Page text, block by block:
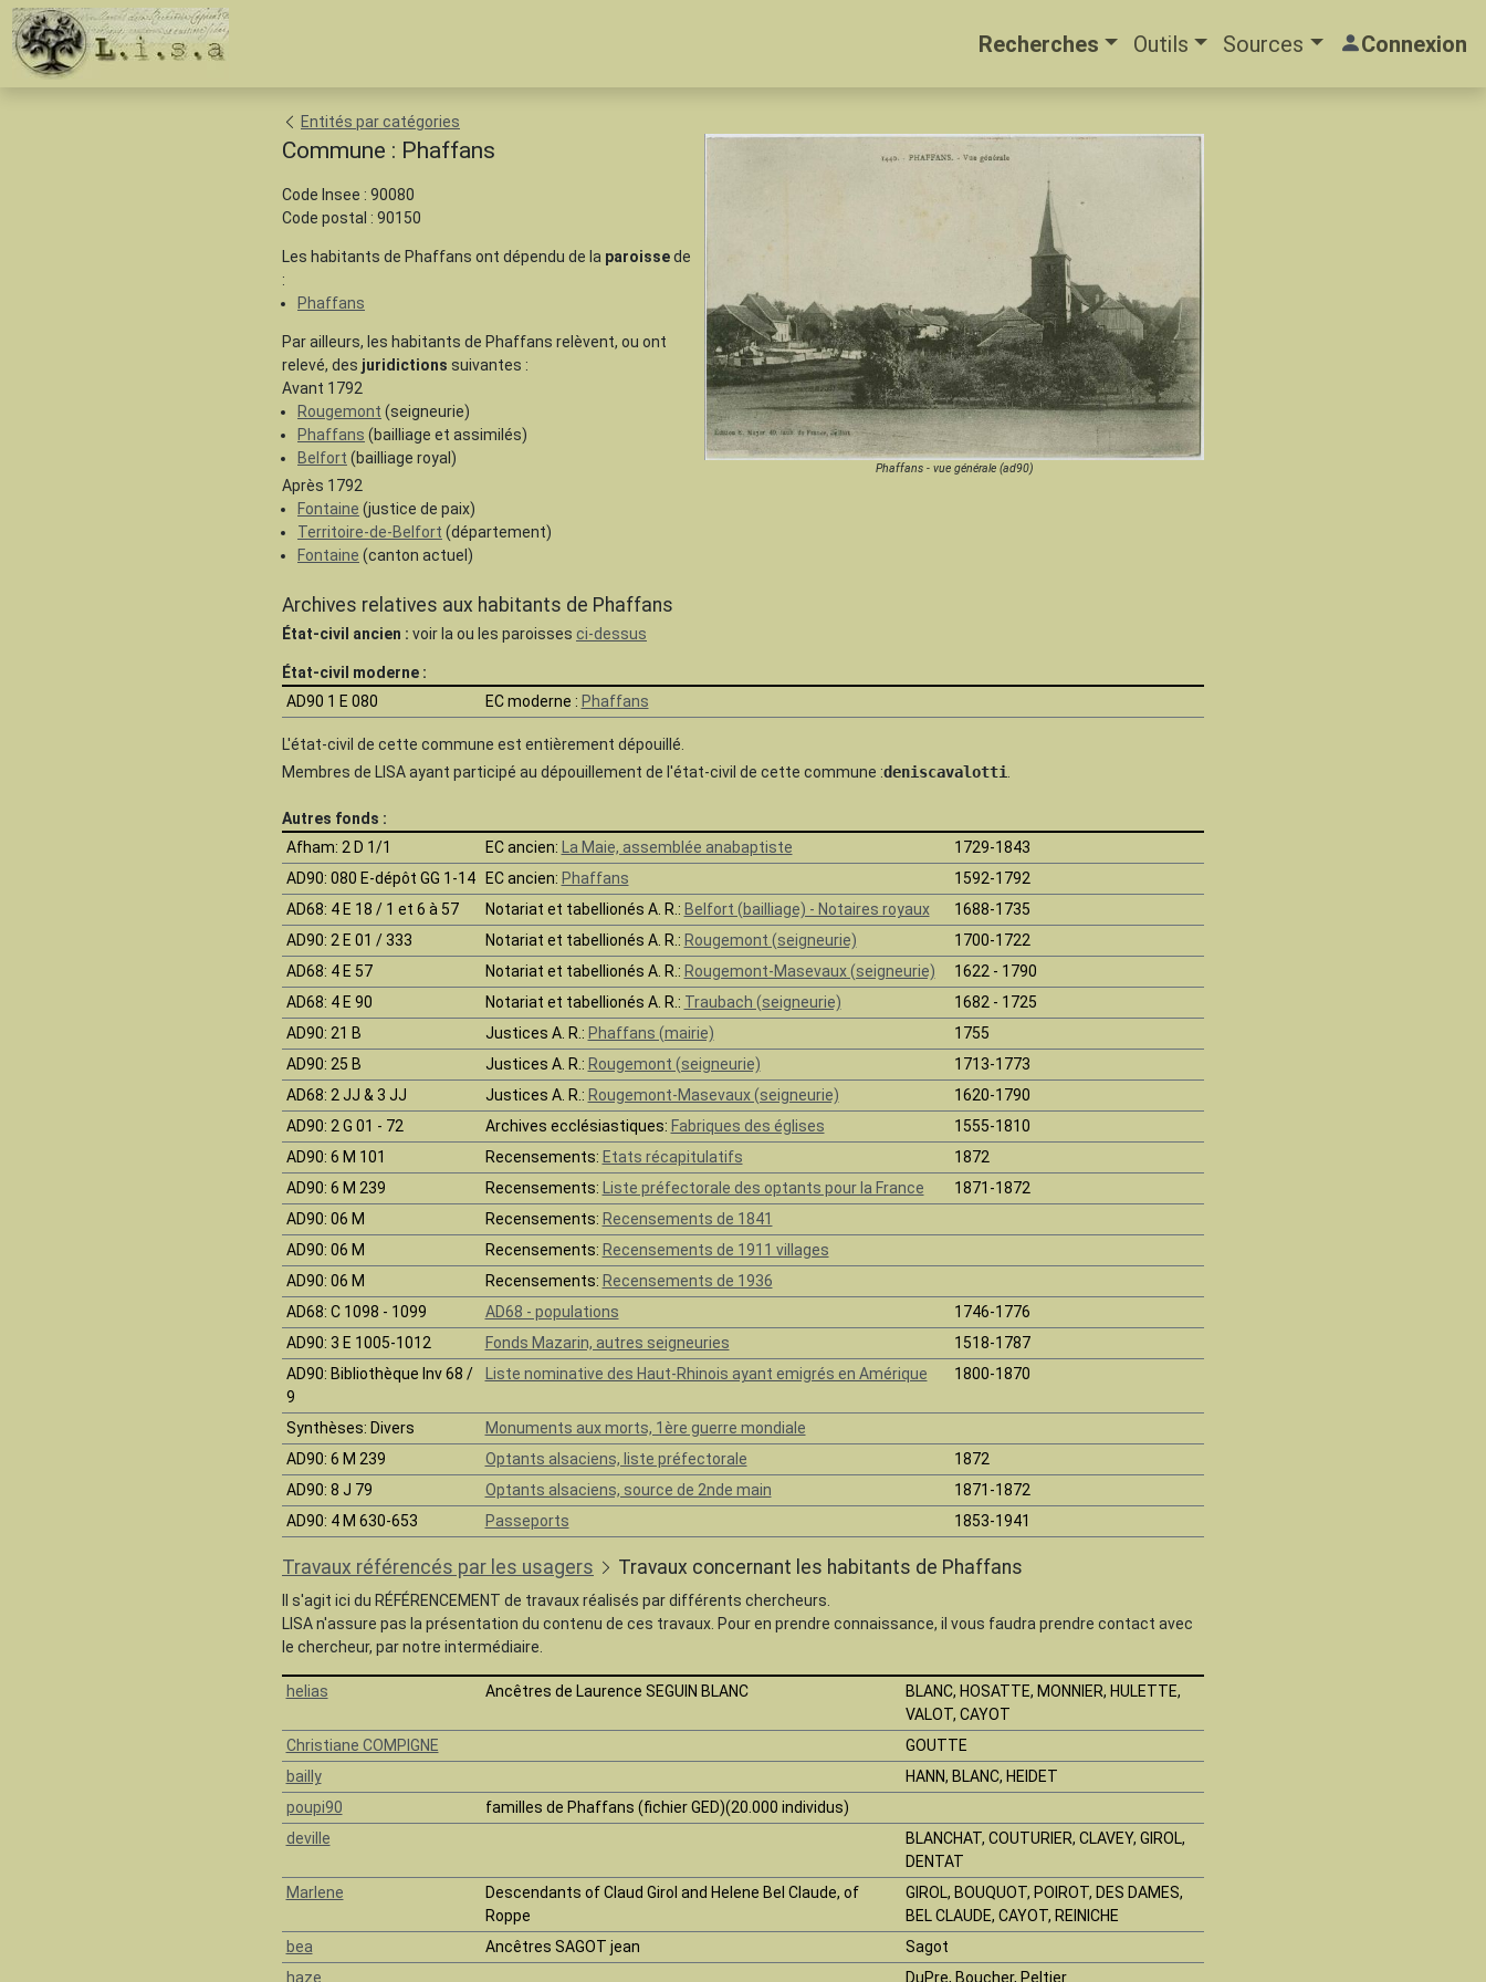
Recherches Outils Sources Connexion
Entités par catégories
Phaffans - vue générale (ad90)
Commune : Phaffans
Code Insee : 90080
Code postal : 90150
Les habitants de Phaffans ont dépendu de la paroissede
:
Phaffans
Par ailleurs, les habitants de Phaffans relèvent, ou ont
relevé, des juridictions suivantes :
Avant 1792
Rougemont (seigneurie)
Phaffans (bailliage et assimilés)
Belfort (bailliage royal)
Après 1792
Fontaine (justice de paix)
Territoire-de-Belfort (département)
Fontaine (canton actuel)
Archives relatives aux habitants de Phaffans
État-civil ancien : voir la ou les paroisses ci-dessus
État-civil moderne :
AD90 1 E 080
EC moderne : Phaffans
L'état-civil de cette commune est entièrement dépouillé.
Membres de LISA ayant participé au dépouillement de l'état-civil de cette commune :deniscavalotti
Autres fonds :
Afham: 2 D 1/1 EC ancien: La Maie, assemblée anabaptiste
1729-1843
AD90: 080 E-dépôt GG 1-14 EC ancien: Phaffans
1592-1792
AD68: 4 E 18 / 1 et 6 à 57 Notariat et tabellionés A. R.: Belfort (bailliage) - Notaires royaux
1688-1735
AD90: 2 E 01 / 333 Notariat et tabellionés A. R.: Rougemont (seigneurie)
1700-1722
AD68: 4 E 57 Notariat et tabellionés A. R.: Rougemont-Masevaux (seigneurie)
1622 - 1790
AD68: 4 E 90 Notariat et tabellionés A. R.: Traubach (seigneurie)
1682 - 1725
AD90: 21 B Justices A. R.: Phaffans (mairie)
1755
AD90: 25 B Justices A. R.: Rougemont (seigneurie)
1713-1773
AD68: 2 JJ & 3 JJ Justices A. R.: Rougemont-Masevaux (seigneurie)
1620-1790
AD90: 2 G 01 - 72 Archives ecclésiastiques: Fabriques des églises
1555-1810
AD90: 6 M 101 Recensements: Etats récapitulatifs
1872
AD90: 6 M 239 Recensements: Liste préfectorale des optants pour la France
1871-1872
AD90: 06 M Recensements: Recensements de 1841
AD90: 06 M Recensements: Recensements de 1911 villages
AD90: 06 M Recensements: Recensements de 1936
AD68: C 1098 - 1099 AD68 - populations
1746-1776
AD90: 3 E 1005-1012 Fonds Mazarin, autres seigneuries
1518-1787
AD90: Bibliothèque Inv 68 /
9
Liste nominative des Haut-Rhinois ayant emigrés en Amérique 1800-1870
Synthèses: Divers
Monuments aux morts, 1ère guerre mondiale
AD90: 6 M 239 Optants alsaciens, liste préfectorale
1872
AD90: 8 J 79 Optants alsaciens, source de 2nde main
1871-1872
AD90: 4 M 630-653 Passeports 1853-1941
Travaux référencés par les usagers Travaux concernant les habitants de Phaffans
Il s'agit ici du RÉFÉRENCEMENT de travaux réalisés par différents chercheurs.
LISA n'assure pas la présentation du contenu de ces travaux. Pour en prendre connaissance, il vous faudra prendre contact avec
le chercheur, par notre intermédiaire.
helias Ancêtres de Laurence SEGUIN BLANC
BLANC, HOSATTE, MONNIER, HULETTE,
VALOT, CAYOT
Christiane COMPIGNE
GOUTTE
bailly
HANN, BLANC, HEIDET
poupi90
familles de Phaffans (fichier GED)(20.000 individus)
deville
BLANCHAT, COUTURIER, CLAVEY, GIROL,
DENTAT
Marlene
Descendants of Claud Girol and Helene Bel Claude, of
Roppe
GIROL, BOUQUOT, POIROT, DES DAMES,
BEL CLAUDE, CAYOT, REINICHE
bea
Ancêtres SAGOT jean
Sagot
haze
DuPre, Boucher, Peltier